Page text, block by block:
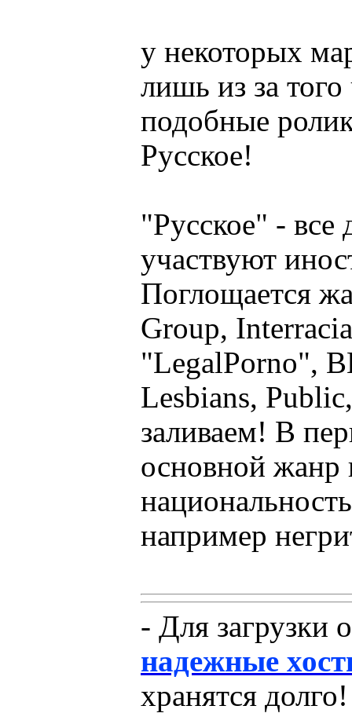
у некоторых
лишь из за
подобные
Русское!
"Русское" -
участвуют
Поглощается
Group,
"LegalPorno",
Lesbians,
заливаем! В
основной жанр
например
- Для загрузки
надежные
хранятся долго!